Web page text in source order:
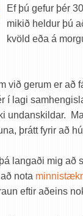
Ef þú gefur þér
mikið heldur þú
kvöld eða á
við gerum er að
í lagi
undanskildar.
þrátt fyrir að
langaði mig að
nota
eftir aðeins